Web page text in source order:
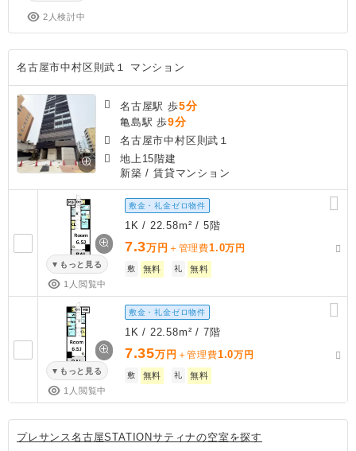
2人検討中
名古屋市中村区則武１ マンション
名古屋駅 歩5分
亀島駅 歩9分
名古屋市中村区則武１
地上15階建
新築 / 賃貸マンション
もっと見る
1人閲覧中
敷金・礼金ゼロ物件
1K / 22.58m² / 5階
7.3万円 ＋管理費1.0万円
敷 無料 礼 無料
もっと見る
1人閲覧中
敷金・礼金ゼロ物件
1K / 22.58m² / 7階
7.35万円 ＋管理費1.0万円
敷 無料 礼 無料
プレサンス名古屋STATIONサティナの空室を探す